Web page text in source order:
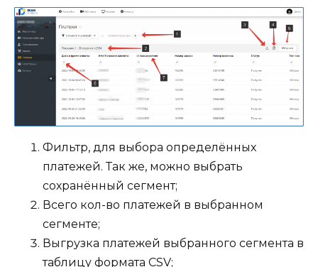
Фильтр, для выбора определённых
платежей. Так же, можно выбрать
сохранённый сегмент;
Всего кол-во платежей в выбранном
сегменте;
Выгрузка платежей выбранного сегмента в
таблицу формата CSV;